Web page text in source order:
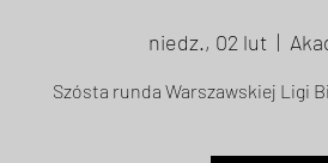
niedz., 02 lut
  |
Szósta runda Warszawskiej Ligi